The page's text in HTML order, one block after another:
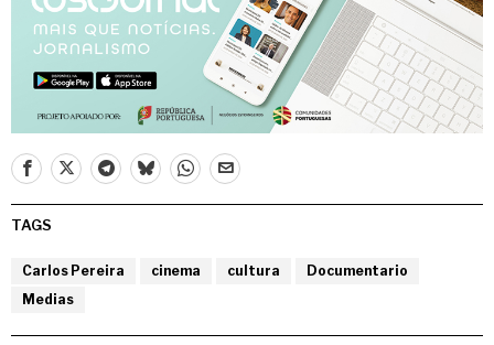
TAGS
Carlos Pereira cinema cultura
Documentario
Medias